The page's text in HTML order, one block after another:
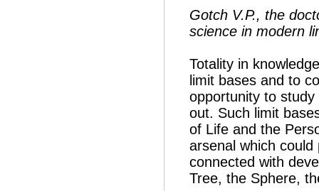
Gotch V.P., the
science in modern
Totality in
limit bases and to
opportunity to study
out. Such limit
of Life and the
arsenal which
connected with
Tree, the Sphere,